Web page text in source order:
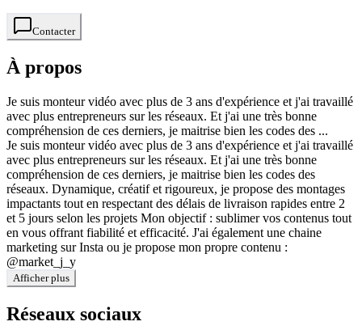
Contacter
À propos
Je suis monteur vidéo avec plus de 3 ans d'expérience et j'ai travaillé
avec plus entrepreneurs sur les réseaux. Et j'ai une très bonne
compréhension de ces derniers, je maitrise bien les codes des ...
Je suis monteur vidéo avec plus de 3 ans d'expérience et j'ai travaillé
avec plus entrepreneurs sur les réseaux. Et j'ai une très bonne
compréhension de ces derniers, je maitrise bien les codes des
réseaux. Dynamique, créatif et rigoureux, je propose des montages
impactants tout en respectant des délais de livraison rapides entre 2
et 5 jours selon les projets Mon objectif : sublimer vos contenus tout
en vous offrant fiabilité et efficacité. J'ai également une chaine
marketing sur Insta ou je propose mon propre contenu :
@market_j_y
Afficher plus
Réseaux sociaux